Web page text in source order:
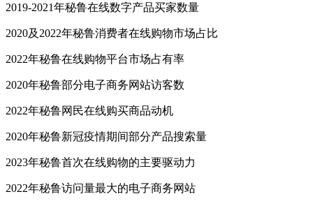
2019-2021年秘鲁在线数字产品买家数量
2020及2022年秘鲁消费者在线购物市场占比
2022年秘鲁在线购物平台市场占有率
2020年秘鲁部分电子商务网站访客数
2022年秘鲁网民在线购买商品动机
2020年秘鲁新冠疫情期间部分产品搜索量
2023年秘鲁首次在线购物的主要驱动力
2022年秘鲁访问量最大的电子商务网站